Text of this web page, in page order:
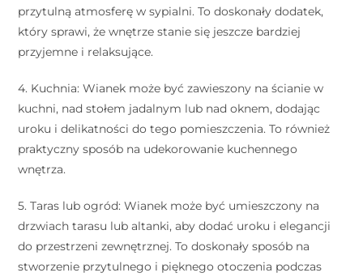
przytulną atmosferę w sypialni. To doskonały dodatek,
który sprawi, że wnętrze stanie się jeszcze bardziej
przyjemne i relaksujące.
4. Kuchnia: Wianek może być zawieszony na ścianie w
kuchni, nad stołem jadalnym lub nad oknem, dodając
uroku i delikatności do tego pomieszczenia. To również
praktyczny sposób na udekorowanie kuchennego
wnętrza.
5. Taras lub ogród: Wianek może być umieszczony na
drzwiach tarasu lub altanki, aby dodać uroku i elegancji
do przestrzeni zewnętrznej. To doskonały sposób na
stworzenie przytulnego i pięknego otoczenia podczas